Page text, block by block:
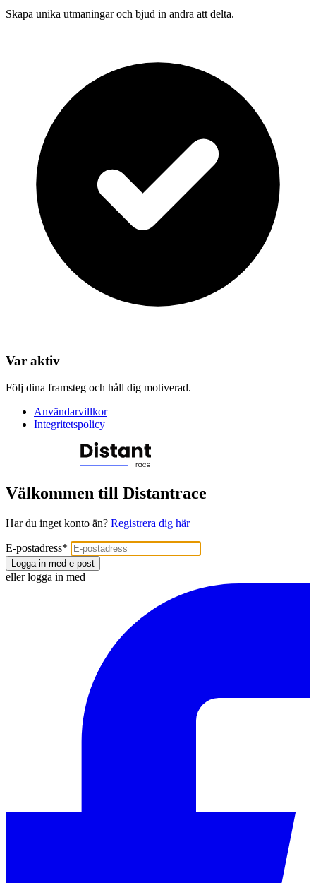
Skapa unika utmaningar och bjud in andra att delta.
Var aktiv
Följ dina framsteg och håll dig motiverad.
Användarvillkor
Integritetspolicy
Välkommen till Distantrace
Har du inget konto än? Registrera dig här
E-postadress*
Logga in med e-post
eller logga in med